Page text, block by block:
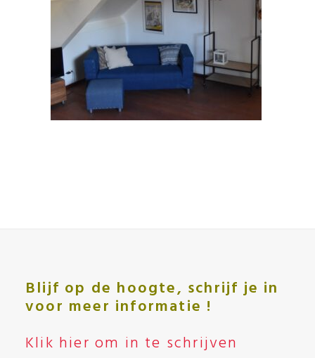
Blijf op de hoogte, schrijf je in
voor meer informatie !
Klik hier om in te schrijven